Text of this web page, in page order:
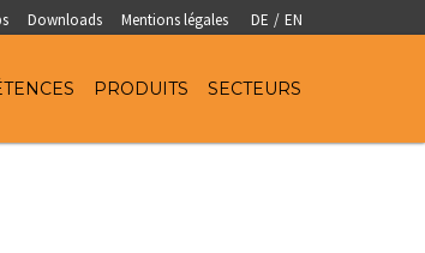
Downloads Mentions légales DE / EN
PRODUITS SECTEURS